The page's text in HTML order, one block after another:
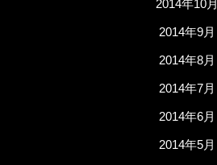
2014年10月
2014年9月
2014年8月
2014年7月
2014年6月
2014年5月